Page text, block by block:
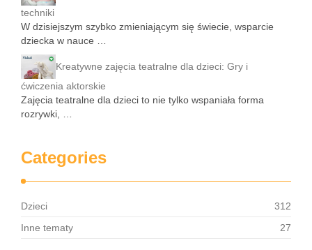
techniki
W dzisiejszym szybko zmieniającym się świecie, wsparcie
dziecka w nauce …
Kreatywne zajęcia teatralne dla dzieci: Gry i
ćwiczenia aktorskie
Zajęcia teatralne dla dzieci to nie tylko wspaniała forma
rozrywki, …
Categories
Dzieci
312
Inne tematy
27